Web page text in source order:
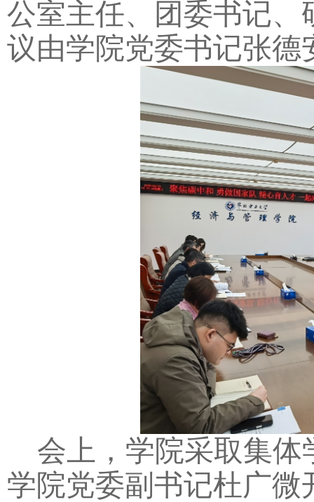
公室主任、团委书记
议由学院党委书记张德
会上，学院采取集
学院党委副书记杜广